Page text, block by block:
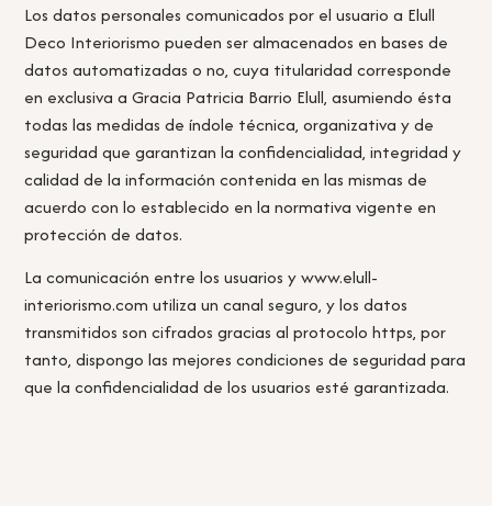
Los datos personales comunicados por el usuario a Elull
Deco Interiorismo pueden ser almacenados en bases de
datos automatizadas o no, cuya titularidad corresponde
en exclusiva a Gracia Patricia Barrio Elull, asumiendo ésta
todas las medidas de índole técnica, organizativa y de
seguridad que garantizan la confidencialidad, integridad y
calidad de la información contenida en las mismas de
acuerdo con lo establecido en la normativa vigente en
protección de datos.
La comunicación entre los usuarios y www.elull-
interiorismo.com utiliza un canal seguro, y los datos
transmitidos son cifrados gracias al protocolo https, por
tanto, dispongo las mejores condiciones de seguridad para
que la confidencialidad de los usuarios esté garantizada.